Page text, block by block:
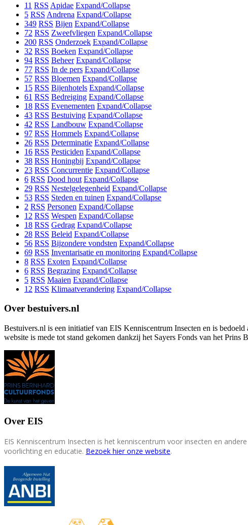
11 RSS Apidae Expand/Collapse
5 RSS Andrena Expand/Collapse
349 RSS Bijen Expand/Collapse
72 RSS Zweefvliegen Expand/Collapse
200 RSS Onderzoek Expand/Collapse
32 RSS Boeken Expand/Collapse
94 RSS Beheer Expand/Collapse
77 RSS In de pers Expand/Collapse
57 RSS Bloemen Expand/Collapse
15 RSS Bijenhotels Expand/Collapse
61 RSS Bedreiging Expand/Collapse
18 RSS Evenementen Expand/Collapse
43 RSS Bestuiving Expand/Collapse
42 RSS Landbouw Expand/Collapse
97 RSS Hommels Expand/Collapse
26 RSS Determinatie Expand/Collapse
16 RSS Pesticiden Expand/Collapse
38 RSS Honingbij Expand/Collapse
23 RSS Concurrentie Expand/Collapse
6 RSS Dood hout Expand/Collapse
29 RSS Nestelgelegenheid Expand/Collapse
53 RSS Steden en tuinen Expand/Collapse
2 RSS Personen Expand/Collapse
12 RSS Wespen Expand/Collapse
18 RSS Gedrag Expand/Collapse
28 RSS Beleid Expand/Collapse
56 RSS Bijzondere vondsten Expand/Collapse
69 RSS Inventarisatie en monitoring Expand/Collapse
8 RSS Exoten Expand/Collapse
6 RSS Begrazing Expand/Collapse
5 RSS Maaien Expand/Collapse
12 RSS Klimaatverandering Expand/Collapse
Over bestuivers.nl
Bestuivers.nl is een initiatief van EIS Kenniscentrum Insecten en is
website is mede tot stand gekomen dankzij het Sayers Fonds van het Prins
Over EIS
EIS Kenniscentrum Insecten is het kenniscentrum voor insecten en
voorlichting en educatie. Bezoek hier onze website.